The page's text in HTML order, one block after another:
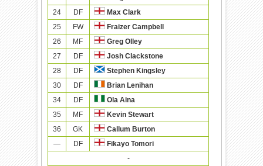
24
DF
Max Clark
25
FW
Fraizer Campbell
26
MF
Greg Olley
27
DF
Josh Clackstone
28
DF
Stephen Kingsley
30
DF
Brian Lenihan
34
DF
Ola Aina
35
MF
Kevin Stewart
36
GK
Callum Burton
—
DF
Fikayo Tomori
-